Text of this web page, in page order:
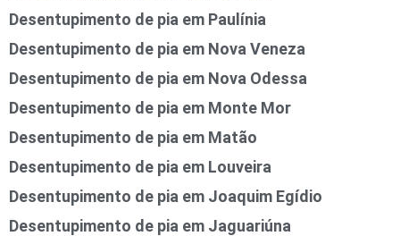
Desentupimento de pia em Paulínia
Desentupimento de pia em Nova Veneza
Desentupimento de pia em Nova Odessa
Desentupimento de pia em Monte Mor
Desentupimento de pia em Matão
Desentupimento de pia em Louveira
Desentupimento de pia em Joaquim Egídio
Desentupimento de pia em Jaguariúna